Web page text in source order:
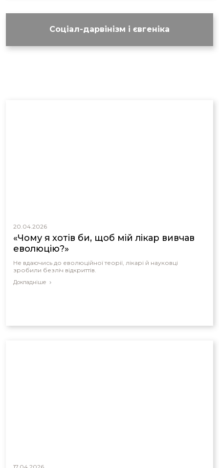
Соціал-дарвінізм і євгеніка
20.04.2026
«Чому я хотів би, щоб мій лікар вивчав
еволюцію?»
Не вдаючись до еволюційної теорії, лікарі й науковці
зробили безліч відкриттів.
Докладніше